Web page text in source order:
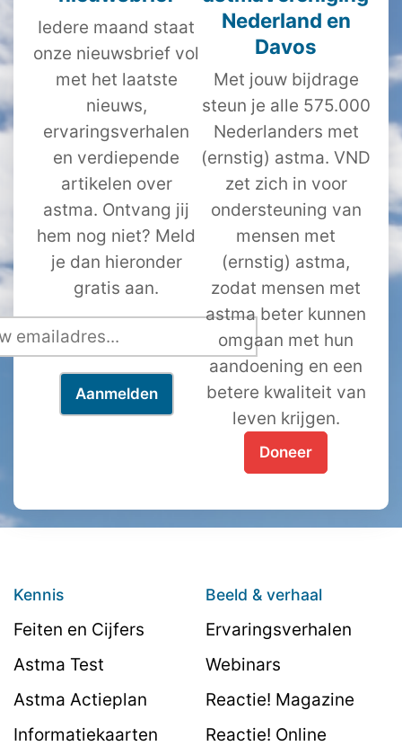
Iedere maand staat
onze nieuwsbrief vol
met het laatste
nieuws,
ervaringsverhalen
en verdiepende
artikelen over
astma. Ontvang jij
hem nog niet? Meld
je dan hieronder
gratis aan.
Nederland en
Davos
Met jouw bijdrage
steun je alle 575.000
Nederlanders met
(ernstig) astma. VND
zet zich in voor
ondersteuning van
mensen met
(ernstig) astma,
zodat mensen met
astma beter kunnen
omgaan met hun
aandoening en een
betere kwaliteit van
leven krijgen.
Doneer
Kennis
Feiten en Cijfers
Astma Test
Astma Actieplan
Informatiekaarten
Beeld & verhaal
Ervaringsverhalen
Webinars
Reactie! Magazine
Reactie! Online